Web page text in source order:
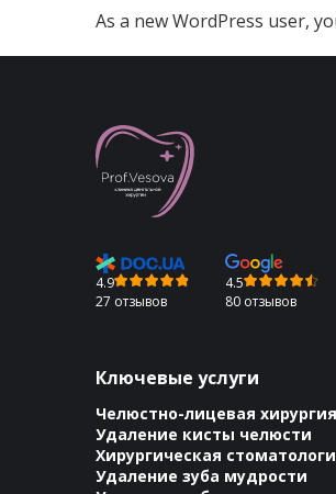
As a new WordPress user,
4.9
27 отзывов
4.5
80 отзывов
Ключевые услуги
Челюстно-лицевая хирургия
Удаление кисты челюсти
Хирургическая
Удаление зуба мудрости